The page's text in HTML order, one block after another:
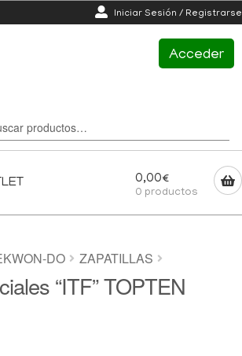
Iniciar Sesión / Registrarse
Acceder
0,00€
0 productos
DO ZAPATILLAS
“ITF” TOPTEN